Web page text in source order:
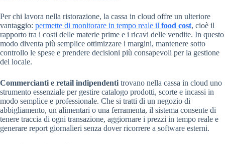
Per chi lavora nella ristorazione, la cassa in cloud offre un ulteriore
vantaggio: permette di monitorare in tempo reale il food cost, cioè il
rapporto tra i costi delle materie prime e i ricavi delle vendite. In questo
modo diventa più semplice ottimizzare i margini, mantenere sotto
controllo le spese e prendere decisioni più consapevoli per la gestione
del locale.
Commercianti e retail indipendenti trovano nella cassa in cloud uno
strumento essenziale per gestire catalogo prodotti, scorte e incassi in
modo semplice e professionale. Che si tratti di un negozio di
abbigliamento, un alimentari o una ferramenta, il sistema consente di
tenere traccia di ogni transazione, aggiornare i prezzi in tempo reale e
generare report giornalieri senza dover ricorrere a software esterni.